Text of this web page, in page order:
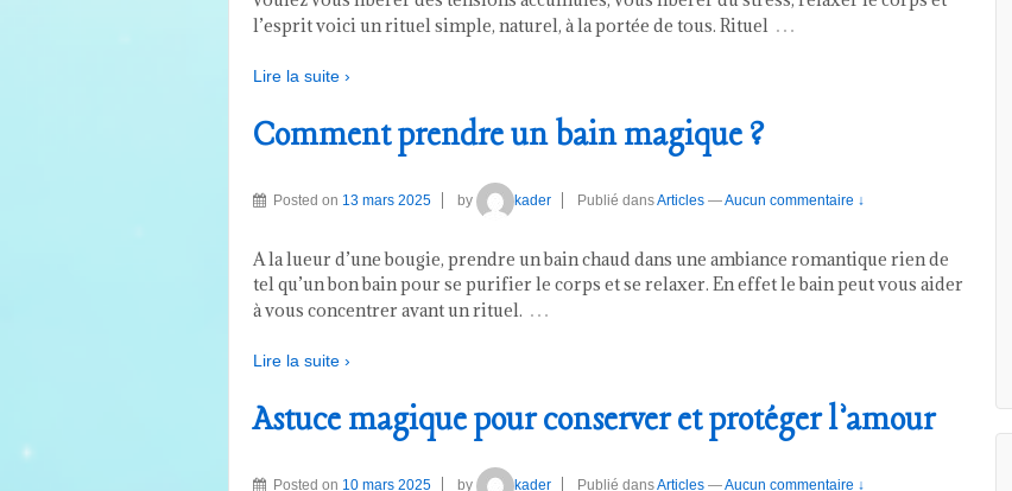
l’esprit voici un rituel simple, naturel, à la portée de tous. Rituel …
Lire la suite ›
Comment prendre un bain magique ?
Posted on 13 mars 2025 by kader Publié dansArticles —Aucun commentaire ↓
A la lueur d’une bougie, prendre un bain chaud dans une ambiance romantique rien de
tel qu’un bon bain pour se purifier le corps et se relaxer. En effet le bain peut vous aider
à vous concentrer avant un rituel. …
Lire la suite ›
Astuce magique pour conserver et protéger l’amour
Posted on 10 mars 2025 by kader Publié dansArticles —Aucun commentaire ↓